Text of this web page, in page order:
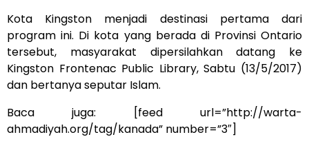
Kota Kingston menjadi destinasi pertama dari
program ini. Di kota yang berada di Provinsi Ontario
tersebut, masyarakat dipersilahkan datang ke
Kingston Frontenac Public Library, Sabtu (13/5/2017)
dan bertanya seputar Islam.
Baca juga: [feed url=”http://warta-
ahmadiyah.org/tag/kanada” number=”3″]